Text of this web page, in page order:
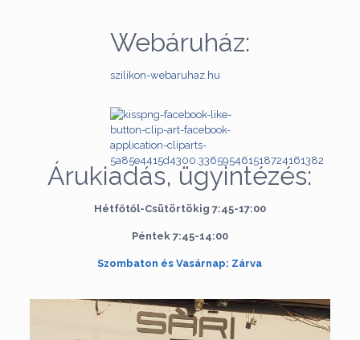
Webáruház:
szilikon-webaruhaz.hu
Árukiadás, ügyintézés:
Hétfőtől-Csütörtökig 7:45-17:00
Péntek 7:45-14:00
Szombaton és Vasárnap: Zárva